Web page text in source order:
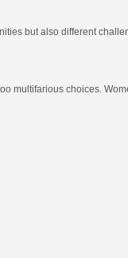
but also different
multifarious choices.